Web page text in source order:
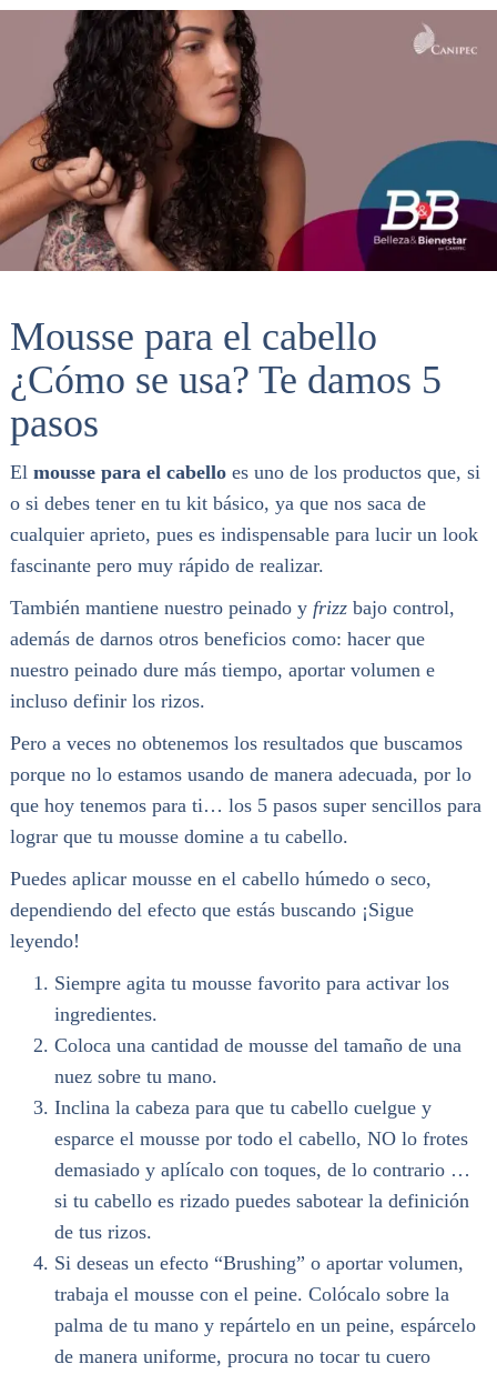
Mousse para el cabello
¿Cómo se usa? Te damos 5
pasos
El mousse para el cabelloes uno de los productos que, si
o si debes tener en tu kit básico, ya que nos saca de
cualquier aprieto, pues es indispensable para lucir un look
fascinante pero muy rápido de realizar.
También mantiene nuestro peinado y frizzbajo control,
además de darnos otros beneficios como: hacer que
nuestro peinado dure más tiempo, aportar volumen e
incluso definir los rizos.
Pero a veces no obtenemos los resultados que buscamos
porque no lo estamos usando de manera adecuada, por lo
que hoy tenemos para ti… los 5 pasos super sencillos para
lograr que tu mousse domine a tu cabello.
Puedes aplicar mousse en el cabello húmedo o seco,
dependiendo del efecto que estás buscando ¡Sigue
leyendo!
Siempre agita tu mousse favorito para activar los
ingredientes.
Coloca una cantidad de mousse del tamaño de una
nuez sobre tu mano.
Inclina la cabeza para que tu cabello cuelgue y
esparce el mousse por todo el cabello, NO lo frotes
demasiado y aplícalo con toques, de lo contrario …
si tu cabello es rizado puedes sabotear la definición
de tus rizos.
Si deseas un efecto “Brushing” o aportar volumen,
trabaja el mousse con el peine. Colócalo sobre la
palma de tu mano y repártelo en un peine, espárcelo
de manera uniforme, procura no tocar tu cuero